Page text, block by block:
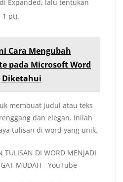
Expanded, lalu tentukan
1 pt).
Cara Mengubah
pada Microsoft Word
Diketahui
membuat judul atau teks
dan elegan. Inilah
tulisan di word yang unik.